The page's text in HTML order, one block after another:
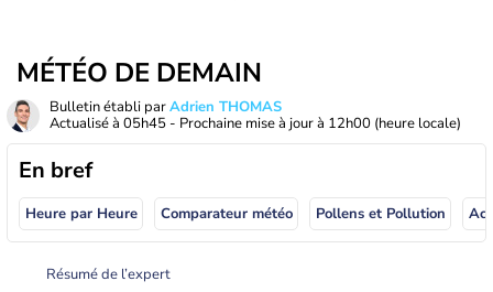
MÉTÉO DE DEMAIN
Bulletin établi parAdrien THOMAS
Actualisé à 05h45 - Prochaine mise à jour à 12h00 (heure locale)
En bref
Heure par Heure Comparateur météo Pollens et Pollution
Résumé de l’expert